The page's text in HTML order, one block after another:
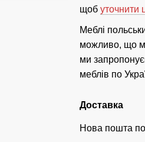
щобуточнити
Меблі
можливо, що
ми
меблів по
Доставка
Нова пошта